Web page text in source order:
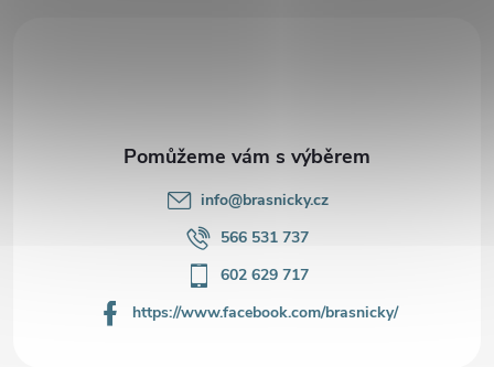
info@brasnicky.cz
566 531 737
602 629 717
https://www.facebook.com/brasnicky/